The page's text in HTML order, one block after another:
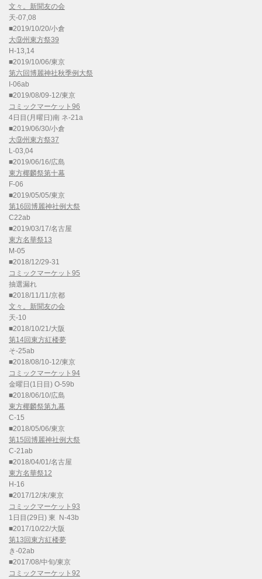
文々。新聞友の会
天-07,08
■2019/10/20/小倉
大⑨州東方祭39
H-13,14
■2019/10/06/東京
第六回博麗神社秋季例大祭
I-06ab
■2019/08/09-12/東京
コミックマーケット96
4日目(月曜日)南 ネ-21a
■2019/06/30/小倉
大⑨州東方祭37
L-03,04
■2019/06/16/広島
東方椰麟祭第十幕
F-06
■2019/05/05/東京
第16回博麗神社例大祭
C22ab
■2019/03/17/名古屋
東方名華祭13
M-05
■2018/12/29-31
コミックマーケット95
抽選漏れ
■2018/11/11/京都
文々。新聞友の会
天-10
■2018/10/21/大阪
第14回東方紅楼夢
そ-25ab
■2018/08/10-12/東京
コミックマーケット94
金曜日(1日目) O-59b
■2018/06/10/広島
東方椰麟祭第九幕
C-15
■2018/05/06/東京
第15回博麗神社例大祭
C-21ab
■2018/04/01/名古屋
東方名華祭12
H-16
■2017/12/末/東京
コミックマーケット93
1日目(29日) 東 N-43b
■2017/10/22/大阪
第13回東方紅楼夢
き-02ab
■2017/08/中旬/東京
コミックマーケット92